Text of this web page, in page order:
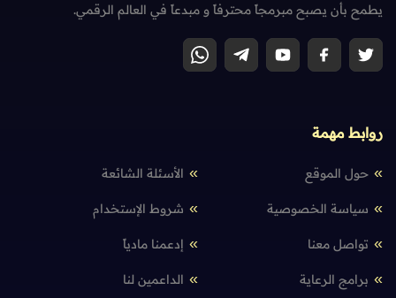
يطمح بأن يصبح مبرمجاً محترفاً و مبدعاً في العالم الرقمي.
روابط مهمة
حول الموقع الأسئلة الشائعة
سياسة الخصوصية شروط الإستخدام
تواصل معنا إدعمنا مادياً
برامج الرعاية الداعمين لنا